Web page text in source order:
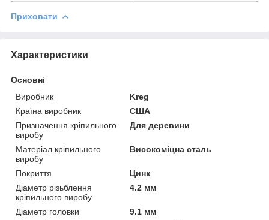
Приховати
Характеристики
Основні
Виробник
Kreg
Країна виробник
США
Призначення кріпильного
виробу
Для деревини
Матеріал кріпильного
виробу
Високоміцна сталь
Покриття
Цинк
Діаметр різьблення
кріпильного виробу
4.2 мм
Діаметр головки
9.1 мм